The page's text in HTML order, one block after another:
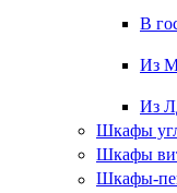
В
Из
Из
Шкафы
Шкафы
Шкафы-